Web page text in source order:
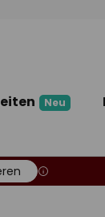
Neu